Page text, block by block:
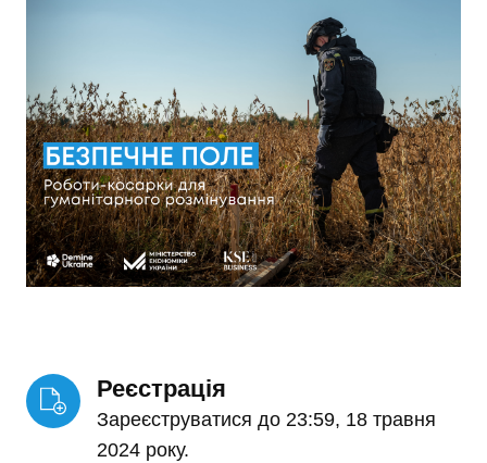
Реєстрація
Зареєструватися до 23:59, 18 травня
2024 року.